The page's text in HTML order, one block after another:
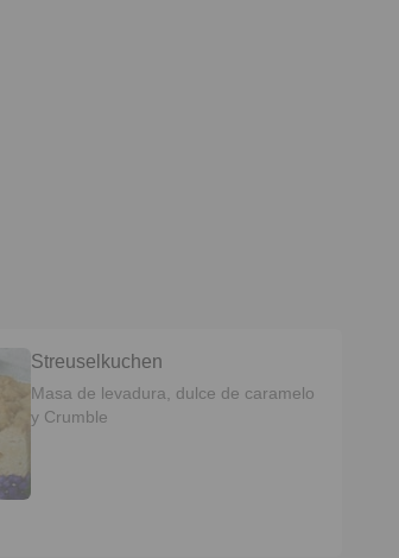
Streuselkuchen
Masa de levadura, dulce de caramelo
y Crumble